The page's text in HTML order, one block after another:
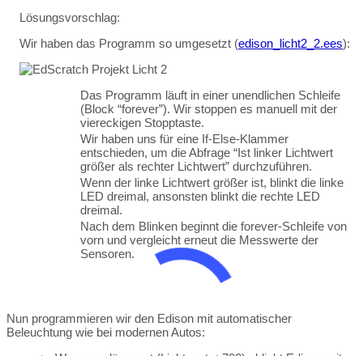
Lösungsvorschlag:
Wir haben das Programm so umgesetzt (edison_licht2_2.ees):
Das Programm läuft in einer unendlichen Schleife
(Block “forever”). Wir stoppen es manuell mit der
viereckigen Stopptaste.
Wir haben uns für eine If-Else-Klammer
entschieden, um die Abfrage “Ist linker Lichtwert
größer als rechter Lichtwert” durchzuführen.
Wenn der linke Lichtwert größer ist, blinkt die linke
LED dreimal, ansonsten blinkt die rechte LED
dreimal.
Nach dem Blinken beginnt die forever-Schleife von
vorn und vergleicht erneut die Messwerte der
Sensoren.
Nun programmieren wir den Edison mit automatischer
Beleuchtung wie bei modernen Autos: